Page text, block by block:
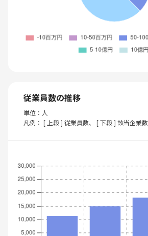
従業員数の推移
単位：人
凡例： [ 上段 ] 従業員数、 [ 下段 ] 該当企業数